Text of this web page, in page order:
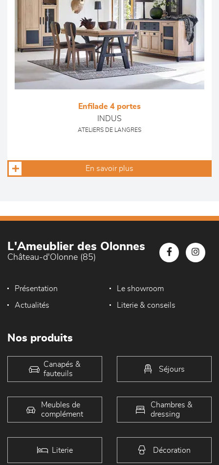
Enfilade 4 portes
INDUS
ATELIERS DE LANGRES
En savoir plus
L'Ameublier des Olonnes
Château-d'Olonne (85)
Présentation Le showroom
Actualités Literie & conseils
Nos produits
Canapés &
fauteuils
Séjours
Meubles de
complément
Chambres &
dressing
Literie Décoration